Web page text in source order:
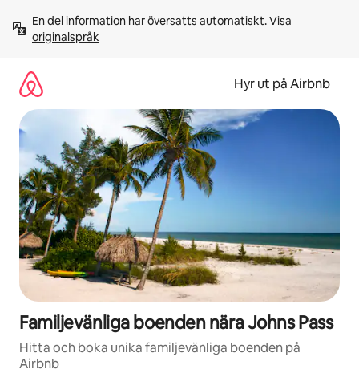
innehåll
En del information har översatts automatiskt. Visa
originalspråk
Hyr ut på Airbnb
Familjevänliga boenden nära Johns Pass
Hitta och boka unika familjevänliga boenden på
Airbnb